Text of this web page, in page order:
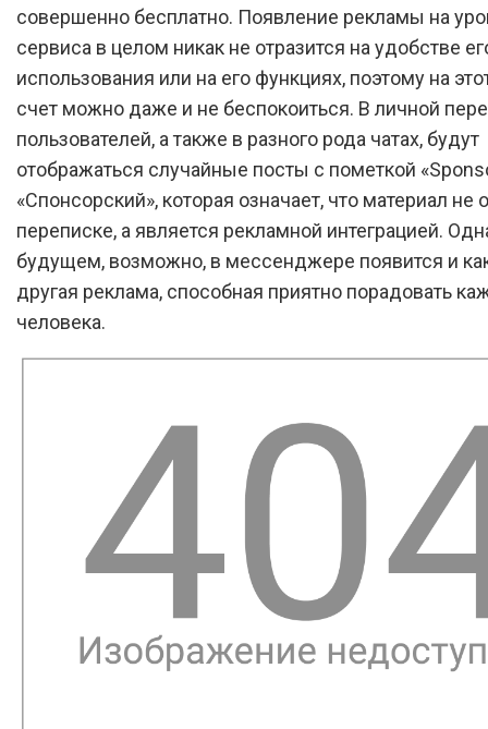
совершенно бесплатно. Появление рекламы на
сервиса в целом никак не отразится на удобстве
использования или на его функциях, поэтому на
счет можно даже и не беспокоиться. В личной
пользователей, а также в разного рода чатах, будут
отображаться случайные посты с пометкой
«Спонсорский», которая означает, что материал не
переписке, а является рекламной интеграцией.
будущем, возможно, в мессенджере появится и
другая реклама, способная приятно порадовать
человека.